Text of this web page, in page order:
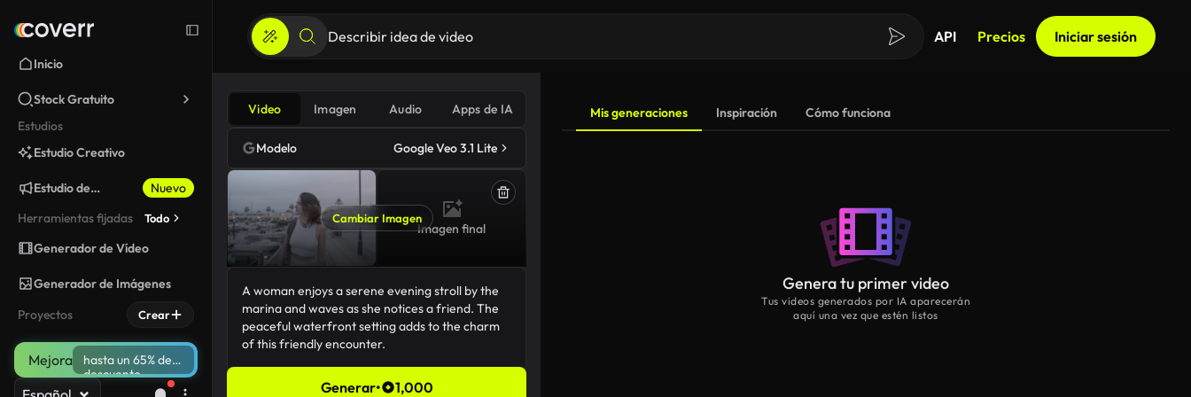
Inicio
Stock Gratuito
Estudios
Estudio Creativo
Estudio de
Nuevo
Herramientas fijadas
Todo
Generador de Vídeo
Generador de Imágenes
Proyectos
Crear
Mejora
hasta un 65% de
descuento
API Precios Iniciar sesión
Video Imagen Audio Apps de IA
Modelo Google Veo 3.1 Lite
Cambiar Imagen
Imagen final
Generar• 1,000
Mis generaciones Inspiración Cómo funciona
Genera tu primer video
Tus videos generados por IA aparecerán
aquí una vez que estén listos